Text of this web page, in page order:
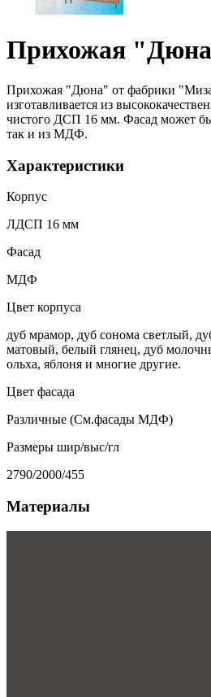
Прихожая
Прихожая "Дюна" от фабрики
изготавливается из
чистого ДСП 16 мм. Фасад может
так и из МДФ.
Характеристики
Корпус
ЛДСП 16 мм
Фасад
МДФ
Цвет корпуса
дуб мрамор, дуб сонома светлый,
матовый, белый глянец, дуб
ольха, яблоня и многие другие.
Цвет фасада
Различные (См.фасады МДФ)
Размеры шир/выс/гл
2790/2000/455
Материалы